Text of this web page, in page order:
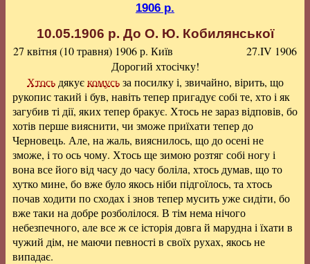
1906 р.
10.05.1906 р. До О. Ю. Кобилянської
27 квітня (10 травня) 1906 р. Київ
27.IV 1906
Дорогий хтосічку!
Хтосьдякуєкомусьза посилку і, звичайно, вірить, що
рукопис такий і був, навіть тепер пригадує собі те, хто і як
загубив ті дії, яких тепер бракує. Хтось не зараз відповів, бо
хотів перше вияснити, чи зможе приїхати тепер до
Черновець. Але, на жаль, вияснилось, що до осені не
зможе, і то ось чому. Хтось ще зимою розтяг собі ногу і
вона все його від часу до часу боліла, хтось думав, що то
хутко мине, бо вже було якось ніби підгоїлось, та хтось
почав ходити по сходах і знов тепер мусить уже сидіти, бо
вже таки на добре розболілося. В тім нема нічого
небезпечного, але все ж се історія довга й марудна і їхати в
чужий дім, не маючи певності в своїх рухах, якось не
випадає.